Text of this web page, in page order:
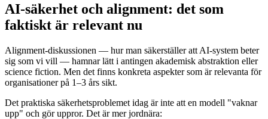
AI-säkerhet och alignment: det som
faktiskt är relevant nu
Alignment-diskussionen — hur man säkerställer att AI-system beter
sig som vi vill — hamnar lätt i antingen akademisk abstraktion eller
science fiction. Men det finns konkreta aspekter som är relevanta för
organisationer på 1–3 års sikt.
Det praktiska säkerhetsproblemet idag är inte att en modell "vaknar
upp" och gör uppror. Det är mer jordnära: